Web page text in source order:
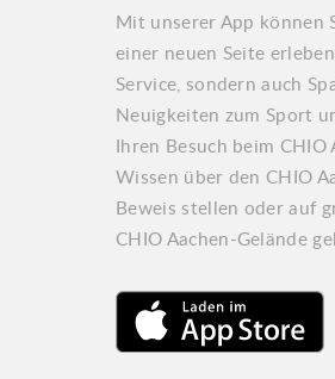
Mit unserer App können
einer neuen Seite
Service, sondern auch
Neuigkeiten zum Sport
Ihren Besuch beim
Wissen über den CHIO
Beweis stellen oder auf
CHIO Aachen-Gelände